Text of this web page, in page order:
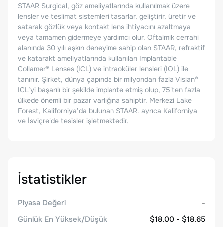
STAAR Surgical, göz ameliyatlarında kullanılmak üzere
lensler ve teslimat sistemleri tasarlar, geliştirir, üretir ve
satarak gözlük veya kontakt lens ihtiyacını azaltmaya
veya tamamen gidermeye yardımcı olur. Oftalmik cerrahi
alanında 30 yılı aşkın deneyime sahip olan STAAR, refraktif
ve katarakt ameliyatlarında kullanılan Implantable
Collamer® Lenses (ICL) ve intraoküler lensleri (IOL) ile
tanınır. Şirket, dünya çapında bir milyondan fazla Visian®
ICL’yi başarılı bir şekilde implante etmiş olup, 75'ten fazla
ülkede önemli bir pazar varlığına sahiptir. Merkezi Lake
Forest, Kaliforniya’da bulunan STAAR, ayrıca Kaliforniya
ve İsviçre'de tesisler işletmektedir.
İstatistikler
Piyasa Değeri
-
Günlük En Yüksek/Düşük
$18.00 - $18.65